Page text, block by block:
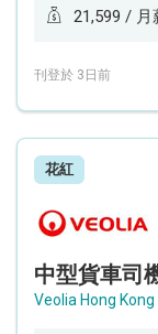
21,599 / 月
刊登於 3日前
花紅
中型貨車司
Veolia Hong